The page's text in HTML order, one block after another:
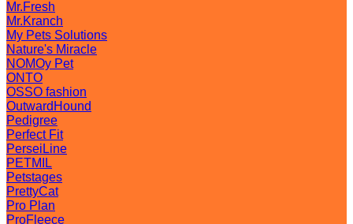
Mr.Fresh
Mr.Kranch
My Pets Solutions
Nature's Miracle
NOMOy Pet
ONTO
OSSO fashion
OutwardHound
Pedigree
Perfect Fit
PerseiLine
PETMIL
Petstages
PrettyCat
Pro Plan
ProFleece